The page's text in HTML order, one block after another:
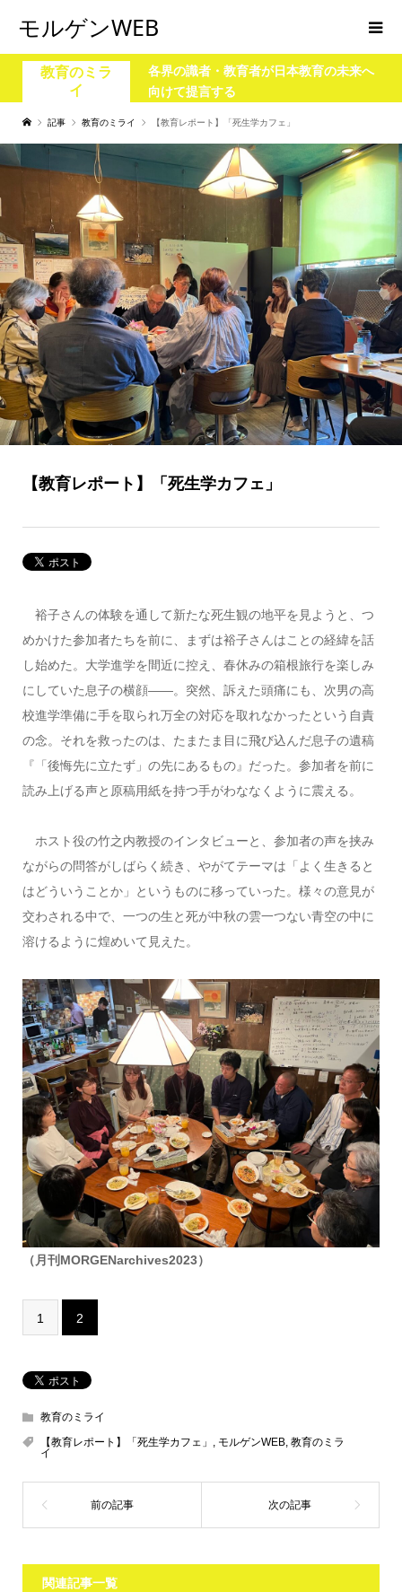
モルゲンWEB
教育のミラ
イ
各界の識者・教育者が日本教育の未来へ
向けて提言する
記事 教育のミライ 【教育レポート】「死生学カフェ」
【教育レポート】「死生学カフェ」
裕子さんの体験を通して新たな死生観の地平を見ようと、つ
めかけた参加者たちを前に、まずは裕子さんはことの経緯を話
し始めた。大学進学を間近に控え、春休みの箱根旅行を楽しみ
にしていた息子の横顔――。突然、訴えた頭痛にも、次男の高
校進学準備に手を取られ万全の対応を取れなかったという自責
の念。それを救ったのは、たまたま目に飛び込んだ息子の遺稿
『「後悔先に立たず」の先にあるもの』だった。参加者を前に
読み上げる声と原稿用紙を持つ手がわななくように震える。
ホスト役の竹之内教授のインタビューと、参加者の声を挟み
ながらの問答がしばらく続き、やがてテーマは「よく生きると
はどういうことか」というものに移っていった。様々の意見が
交わされる中で、一つの生と死が中秋の雲一つない青空の中に
溶けるように煌めいて見えた。
（月刊MORGENarchives2023）
1 2
教育のミライ
【教育レポート】「死生学カフェ」
モルゲンWEB, 教育のミラ
イ
関連記事一覧